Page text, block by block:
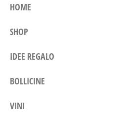
HOME
SHOP
IDEE REGALO
BOLLICINE
VINI